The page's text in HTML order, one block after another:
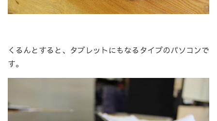
くるんとすると、タブレットにもなるタイプのパソコンで
す。